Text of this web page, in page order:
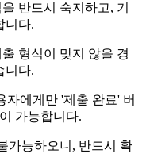
반드시 숙지하고, 기
니다.
형식이 맞지 않을 경
니다.
자에게만 '제출 완료' 버
가능합니다.
가능하오니, 반드시 확